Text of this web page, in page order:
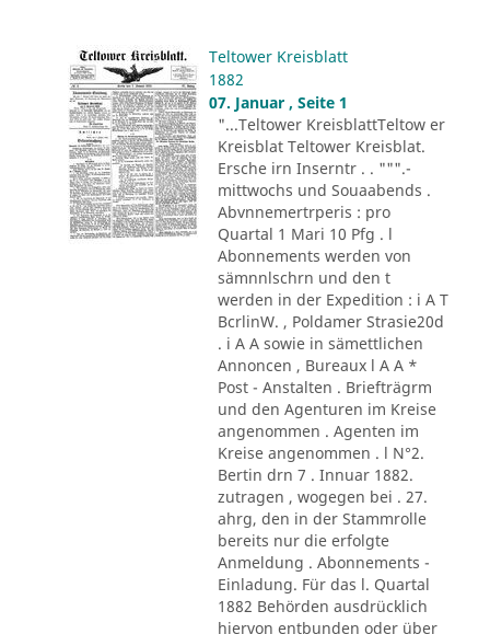
Teltower Kreisblatt
1882
07. Januar , Seite 1
"...Teltower KreisblattTeltow er
Kreisblat Teltower Kreisblat.
Ersche irn Inserntr . . """.-
mittwochs und Souaabends .
Abvnnemertrperis : pro
Quartal 1 Mari 10 Pfg . l
Abonnements werden von
sämnnlschrn und den t
werden in der Expedition : i A T
BcrlinW. , Poldamer Strasie20d
. i A A sowie in sämettlichen
Annoncen , Bureaux l A A *
Post - Anstalten . Briefträgrm
und den Agenturen im Kreise
angenommen . Agenten im
Kreise angenommen . l N°2.
Bertin drn 7 . Innuar 1882.
zutragen , wogegen bei . 27.
ahrg, den in der Stammrolle
bereits nur die erfolgte
Anmeldung . Abonnements -
Einladung. Für das l. Quartal
1882 Behörden ausdrücklich
hiervon entbunden oder über